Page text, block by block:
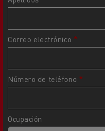
Correo electrónico
Número de teléfono
Ocupación